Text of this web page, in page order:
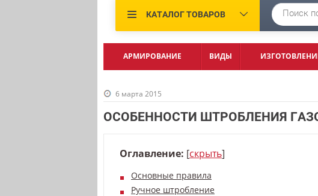
КАТАЛОГ ТОВАРОВ
АРМИРОВАНИЕ ВИДЫ
6 марта 2015
ОСОБЕННОСТИ ШТРОБЛЕНИЯ
Оглавление: [скрыть]
Основные правила
Ручное штробление